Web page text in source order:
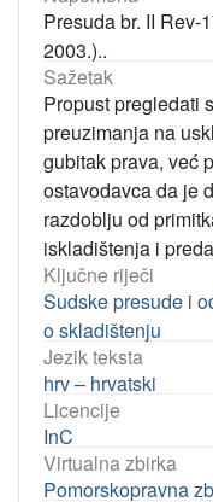
Presuda br. II Rev-
2003.)..
Sažetak
Propust pregledati
preuzimanja na
gubitak prava, već
ostavodavca da je
razdoblju od
iskladištenja i
Ključne riječi
Sudske presude i
o skladištenju
Jezik teksta
hrv – hrvatski
Licencije
InC
Virtualna zbirka
Pomorskopravna